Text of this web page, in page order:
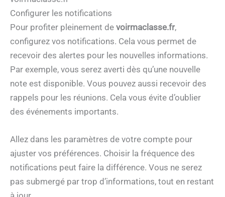
Configurer les notifications
Pour profiter pleinement de voirmaclasse.fr,
configurez vos notifications. Cela vous permet de
recevoir des alertes pour les nouvelles informations.
Par exemple, vous serez averti dès qu’une nouvelle
note est disponible. Vous pouvez aussi recevoir des
rappels pour les réunions. Cela vous évite d’oublier
des événements importants.
Allez dans les paramètres de votre compte pour
ajuster vos préférences. Choisir la fréquence des
notifications peut faire la différence. Vous ne serez
pas submergé par trop d’informations, tout en restant